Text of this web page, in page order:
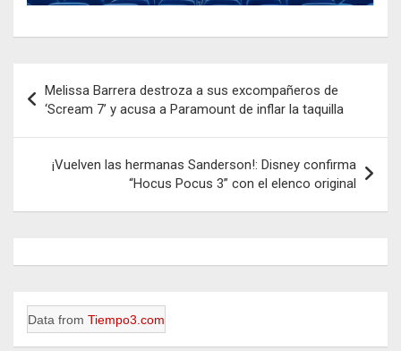
de
entradas
Melissa Barrera destroza a sus excompañeros de
‘Scream 7’ y acusa a Paramount de inflar la taquilla
¡Vuelven las hermanas Sanderson!: Disney confirma
“Hocus Pocus 3” con el elenco original
Data from Tiempo3.com